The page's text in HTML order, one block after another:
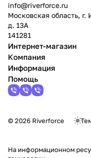
info@riverforce.ru
Московская область,
д. 13А
141281
Интернет-магазин
Компания
Информация
Помощь
© 2026 Riverforce
На информационном